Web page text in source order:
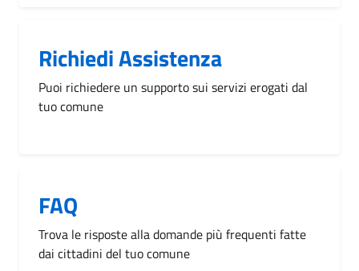
Richiedi Assistenza
Puoi richiedere un supporto sui servizi erogati dal
tuo comune
FAQ
Trova le risposte alla domande più frequenti fatte
dai cittadini del tuo comune